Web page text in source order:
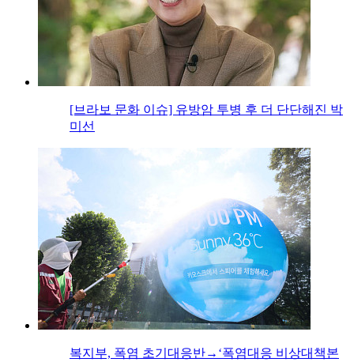
[브라보 문화 이슈] 유방암 투병 후 더 단단해진 박
미선
복지부, 폭염 초기대응반→‘폭염대응 비상대책본